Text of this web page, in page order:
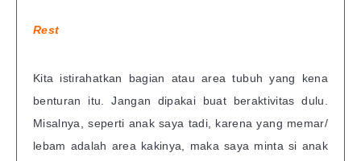
Rest
Kita istirahatkan bagian atau area tubuh yang kena
benturan itu. Jangan dipakai buat beraktivitas dulu.
Misalnya, seperti anak saya tadi, karena yang memar/
lebam adalah area kakinya, maka saya minta si anak